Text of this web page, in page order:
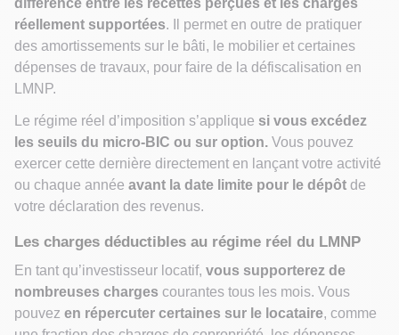
différence entre les recettes perçues et les charges
réellement supportées. Il permet en outre de pratiquer
des amortissements sur le bâti, le mobilier et certaines
dépenses de travaux, pour faire de la défiscalisation en
LMNP.
Le régime réel d’imposition s’applique si vous excédez
les seuils du micro-BIC ou sur option. Vous pouvez
exercer cette dernière directement en lançant votre activité
ou chaque année avant la date limite pour le dépôt de
votre déclaration des revenus.
Les charges déductibles au régime réel du LMNP
En tant qu’investisseur locatif, vous supporterez de
nombreuses charges courantes tous les mois. Vous
pouvez en répercuter certaines sur le locataire, comme